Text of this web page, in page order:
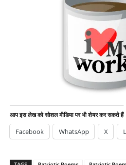
आप इस लेख को सोशल मीडिया पर भी शेयर कर सकते हैं
Facebook WhatsApp X